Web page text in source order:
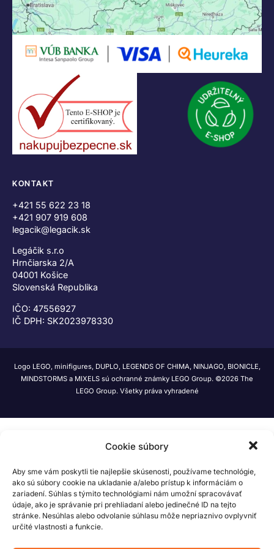
Cookie súbory
Aby sme vám poskytli tie najlepšie skúsenosti, používame technológie,
ako sú súbory cookie na ukladanie a/alebo prístup k informáciám o
zariadení. Súhlas s týmito technológiami nám umožní spracovávať
údaje, ako je správanie pri prehliadaní alebo jedinečné ID na tejto
stránke. Nesúhlas alebo odvolanie súhlasu môže nepriaznivo ovplyvniť
určité vlastnosti a funkcie.
KONTAKT
+421 55 622 23 18
+421 907 919 608
legacik@legacik.sk
Legáčik s.r.o
Hrnčiarska 2/A
04001 Košice
Slovenská Republika
IČO: 47556927
IČ DPH: SK2023978330
Logo LEGO, minifigures, DUPLO, LEGENDS OF CHIMA, NINJAGO, BIONICLE,
MINDSTORMS a MIXELS sú ochranné známky LEGO Group. ©2026 The
LEGO Group. Všetky práva vyhradené